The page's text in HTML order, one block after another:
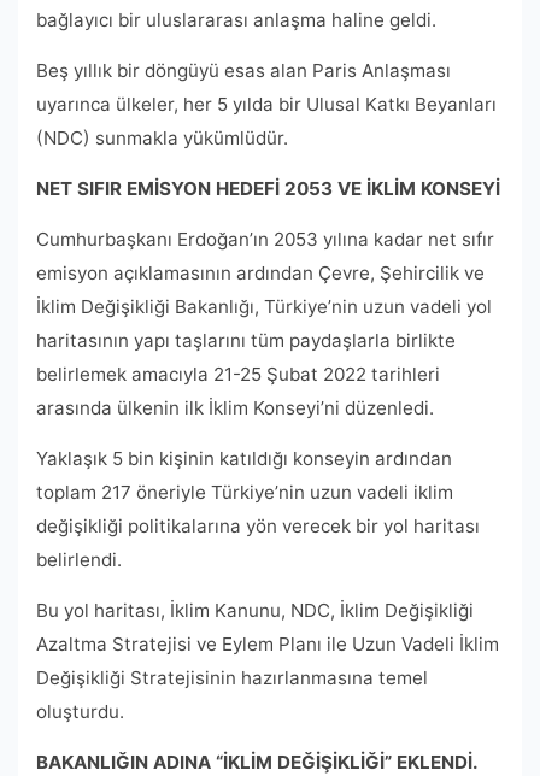
bağlayıcı bir uluslararası anlaşma haline geldi.
Beş yıllık bir döngüyü esas alan Paris Anlaşması
uyarınca ülkeler, her 5 yılda bir Ulusal Katkı Beyanları
(NDC) sunmakla yükümlüdür.
NET SIFIR EMİSYON HEDEFİ 2053 VE İKLİM KONSEYİ
Cumhurbaşkanı Erdoğan’ın 2053 yılına kadar net sıfır
emisyon açıklamasının ardından Çevre, Şehircilik ve
İklim Değişikliği Bakanlığı, Türkiye’nin uzun vadeli yol
haritasının yapı taşlarını tüm paydaşlarla birlikte
belirlemek amacıyla 21-25 Şubat 2022 tarihleri ​​
arasında ülkenin ilk İklim Konseyi’ni düzenledi.
Yaklaşık 5 bin kişinin katıldığı konseyin ardından
toplam 217 öneriyle Türkiye’nin uzun vadeli iklim
değişikliği politikalarına yön verecek bir yol haritası
belirlendi.
Bu yol haritası, İklim Kanunu, NDC, İklim Değişikliği
Azaltma Stratejisi ve Eylem Planı ile Uzun Vadeli İklim
Değişikliği Stratejisinin hazırlanmasına temel
oluşturdu.
BAKANLIĞIN ADINA “İKLİM DEĞİŞİKLİĞİ” EKLENDİ.